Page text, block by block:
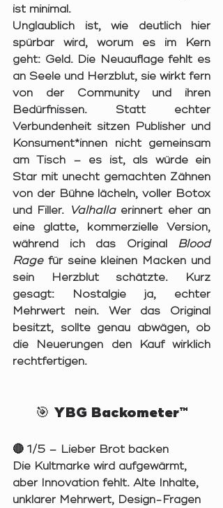
ist minimal.
Unglaublich ist, wie deutlich hier
spürbar wird, worum es im Kern
geht: Geld. Die Neuauflage fehlt es
an Seele und Herzblut, sie wirkt fern
von der Community und ihren
Bedürfnissen. Statt echter
Verbundenheit sitzen Publisher und
Konsument*innen nicht gemeinsam
am Tisch – es ist, als würde ein
Star mit unecht gemachten Zähnen
von der Bühne lächeln, voller Botox
und Filler. Valhalla erinnert eher an
eine glatte, kommerzielle Version,
während ich das Original Blood
Rage für seine kleinen Macken und
sein Herzblut schätzte. Kurz
gesagt: Nostalgie ja, echter
Mehrwert nein. Wer das Original
besitzt, sollte genau abwägen, ob
die Neuerungen den Kauf wirklich
rechtfertigen.
🎯 YBG Backometer™
🔴 1/5 – Lieber Brot backen
Die Kultmarke wird aufgewärmt,
aber Innovation fehlt. Alte Inhalte,
unklarer Mehrwert, Design-Fragen